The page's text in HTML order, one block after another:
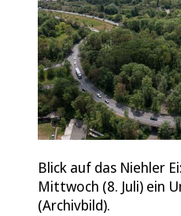
Blick auf das Niehler
Mittwoch (8. Juli) ein
(Archivbild).